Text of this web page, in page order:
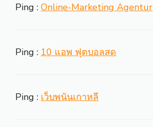
Ping : Online-Marketing Agentur
Ping : 10 แอพ ฟุตบอลสด
Ping : เว็บพนันเกาหลี